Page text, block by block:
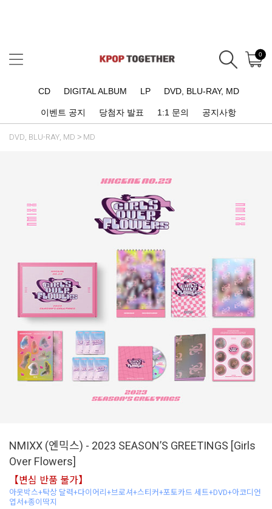
0
CD DIGITAL ALBUM LP DVD, BLU-RAY, MD
이벤트 공지 당첨자 발표 1:1 문의 공지사항
DVD, BLU-RAY, MD MD
NMIXX (엔믹스) - 2023 SEASON’S GREETINGS [Girls
Over Flowers]
【변심 반품 불가】
아웃박스+탁상 달력+다이어리+브로셔+스티커+포토카드 세트+DVD+아코디언
엽서+종이딱지